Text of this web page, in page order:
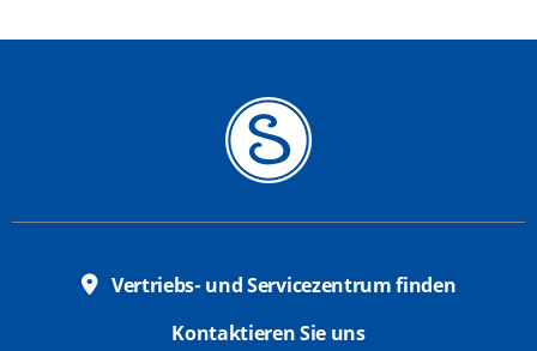
Vertriebs- und Servicezentrum finden
Kontaktieren Sie uns